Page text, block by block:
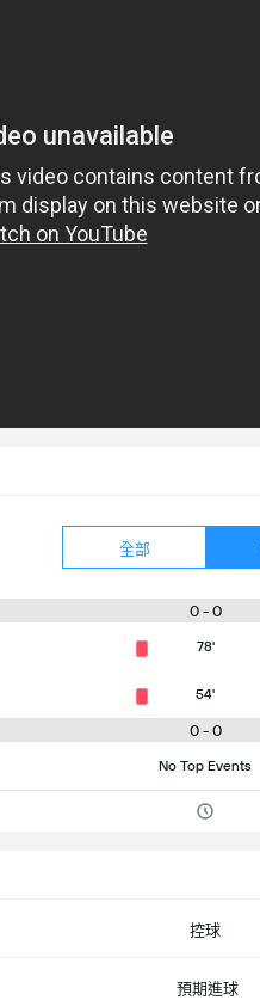
全部
0 - 0
78'
54'
0 - 0
No Top Events
控球
預期進球